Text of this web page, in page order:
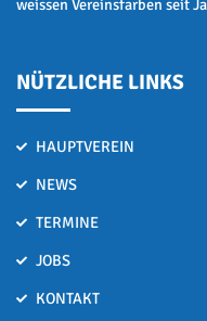
weissen Vereinsfarben seit
NÜTZLICHE LINKS
HAUPTVEREIN
NEWS
TERMINE
JOBS
KONTAKT